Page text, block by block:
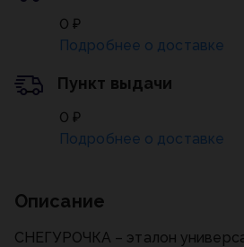
Описание
СНЕГУРОЧКА – эталон
0 ₽
Подробнее о доставке
Пункт выдачи
0 ₽
Подробнее о доставке